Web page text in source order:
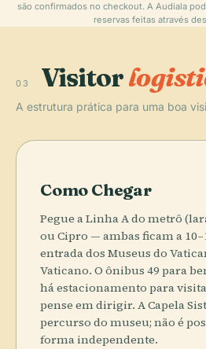
são confirmados no checkout. A Audiala
reservas feitas através
03 Visitor
A estrutura prática para uma boa
Como Chegar
Pegue a Linha A do metrô
ou Cipro — ambas ficam a
entrada dos Museus do
Vaticano. O ônibus 49 para
há estacionamento para
pense em dirigir. A Capela
percurso do museu; não é
forma independente.